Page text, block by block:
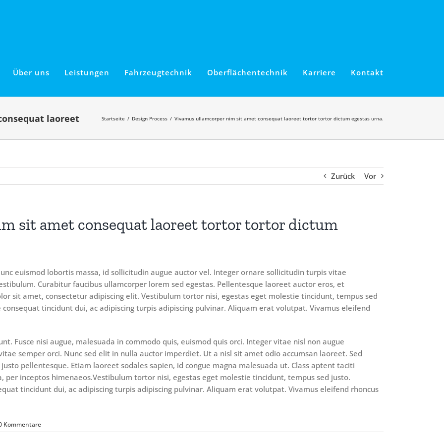
Über uns Leistungen Fahrzeugtechnik Oberflächentechnik Karriere Kontakt
Startseite Design Process Vivamus ullamcorper nim sit amet consequat laoreet tortor tortor dictum egestas urna.
Zurück Vor
sit amet consequat laoreet tortor tortor dictum
euismod lobortis massa, id sollicitudin augue auctor vel. Integer ornare sollicitudin turpis vitae
Curabitur faucibus ullamcorper lorem sed egestas. Pellentesque laoreet auctor eros, et
sit amet, consectetur adipiscing elit. Vestibulum tortor nisi, egestas eget molestie tincidunt, tempus sed
tincidunt dui, ac adipiscing turpis adipiscing pulvinar. Aliquam erat volutpat. Vivamus eleifend
Fusce nisi augue, malesuada in commodo quis, euismod quis orci. Integer vitae nisl non augue
semper orci. Nunc sed elit in nulla auctor imperdiet. Ut a nisl sit amet odio accumsan laoreet. Sed
pellentesque. Etiam laoreet sodales sapien, id congue magna malesuada ut. Class aptent taciti
inceptos himenaeos.Vestibulum tortor nisi, egestas eget molestie tincidunt, tempus sed justo.
tincidunt dui, ac adipiscing turpis adipiscing pulvinar. Aliquam erat volutpat. Vivamus eleifend rhoncus
Kommentare